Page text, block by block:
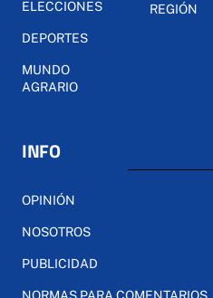
ELECCIONES
DEPORTES
MUNDO
AGRARIO
REGIÓN
INFO
OPINIÓN
NOSOTROS
PUBLICIDAD
NORMAS PARA COMENTARIOS